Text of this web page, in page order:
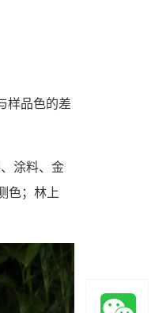
样品色的差
涂料、金
色；林上